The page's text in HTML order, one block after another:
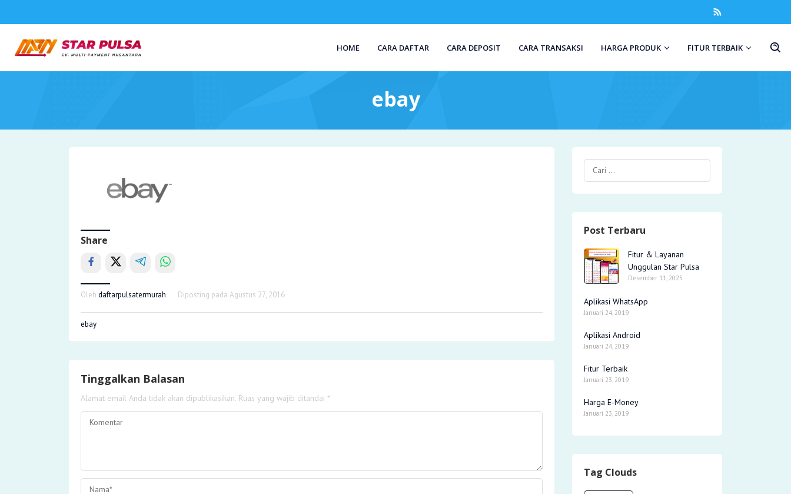
HOME CARA DAFTAR CARA DEPOSIT CARA TRANSAKSI HARGA PRODUK FITUR TERBAIK
ebay
Share
Oleh daftarpulsatermurah Diposting pada Agustus 27, 2016
ebay
Tinggalkan Balasan
Alamat email Anda tidak akan dipublikasikan. Ruas yang wajib ditandai *
Post Terbaru
Fitur & Layanan
Unggulan Star Pulsa
Desember 11, 2025
Aplikasi WhatsApp
Januari 24, 2019
Aplikasi Android
Januari 24, 2019
Fitur Terbaik
Januari 23, 2019
Harga E-Money
Januari 23, 2019
Tag Clouds